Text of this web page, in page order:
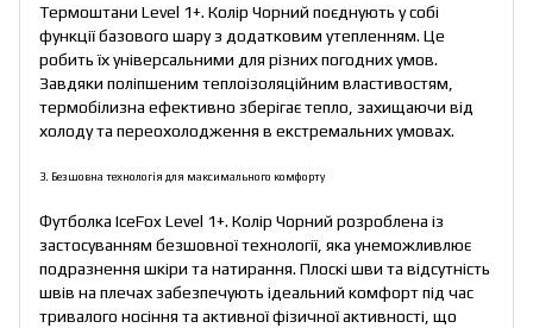
Термоштани Level 1+. Колір Чорний поєднують у собі
функції базового шару з додатковим утепленням. Це
робить їх універсальними для різних погодних умов.
Завдяки поліпшеним теплоізоляційним властивостям,
термобілизна ефективно зберігає тепло, захищаючи від
холоду та переохолодження в екстремальних умовах.
3. Безшовна технологія для максимального комфорту
Футболка IceFox Level 1+. Колір Чорний розроблена із
застосуванням безшовної технології, яка унеможливлює
подразнення шкіри та натирання. Плоскі шви та відсутність
швів на плечах забезпечують ідеальний комфорт під час
тривалого носіння та активної фізичної активності, що